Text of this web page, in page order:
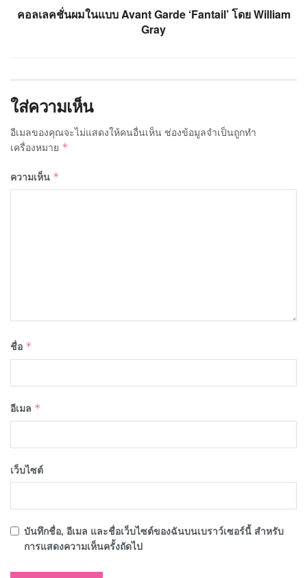
คอลเลคชั่นผมในแบบ Avant Garde ‘Fantail’ โดย William
Gray
ใส่ความเห็น
อีเมลของคุณจะไม่แสดงให้คนอื่นเห็น ช่องข้อมูลจำเป็นถูกทำ
เครื่องหมาย *
ความเห็น *
ชื่อ *
อีเมล *
เว็บไซต์
บันทึกชื่อ, อีเมล และชื่อเว็บไซต์ของฉันบนเบราว์เซอร์นี้ สำหรับ
การแสดงความเห็นครั้งถัดไป